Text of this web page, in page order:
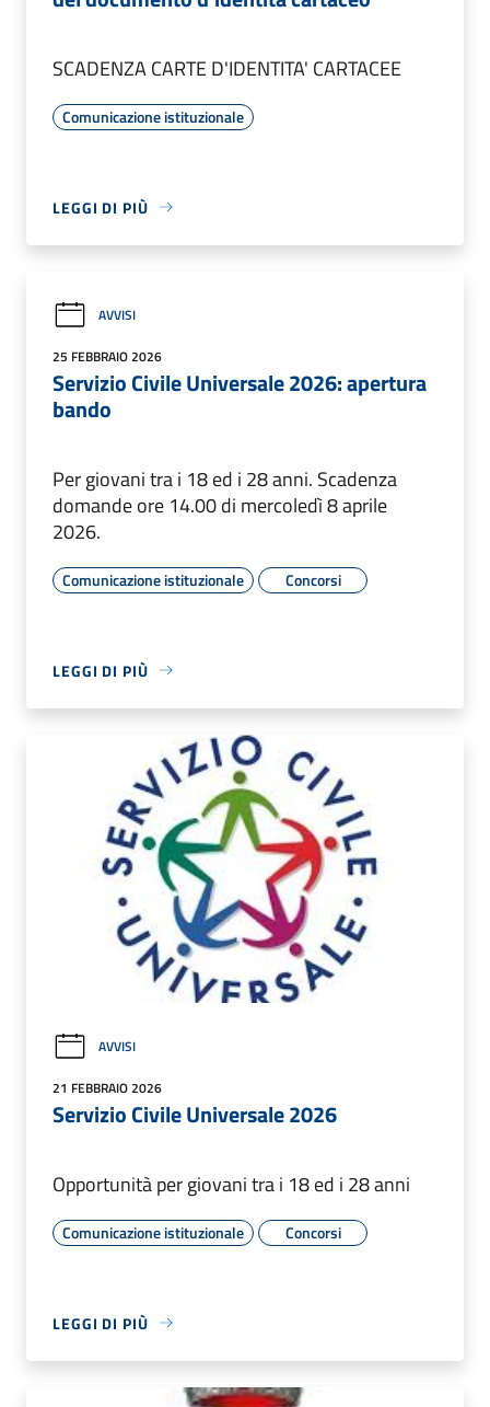
SCADENZA CARTE D'IDENTITA' CARTACEE
Comunicazione istituzionale
LEGGI DI PIÙ
AVVISI
25 FEBBRAIO 2026
Servizio Civile Universale 2026: apertura
bando
Per giovani tra i 18 ed i 28 anni. Scadenza
domande ore 14.00 di mercoledì 8 aprile
2026.
Comunicazione istituzionale Concorsi
LEGGI DI PIÙ
AVVISI
21 FEBBRAIO 2026
Servizio Civile Universale 2026
Opportunità per giovani tra i 18 ed i 28 anni
Comunicazione istituzionale Concorsi
LEGGI DI PIÙ